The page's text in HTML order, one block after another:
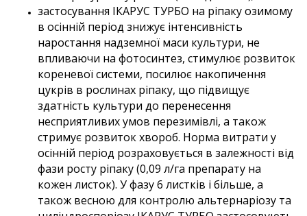
застосування ІКАРУС ТУРБО на ріпаку озимому
в осінній період знижує інтенсивність
наростання надземної маси культури, не
впливаючи на фотосинтез, стимулює розвиток
кореневої системи, посилює накопичення
цукрів в рослинах ріпаку, що підвищує
здатність культури до перенесення
несприятливих умов перезимівлі, а також
стримує розвиток хвороб. Норма витрати у
осінній період розраховується в залежності від
фази росту ріпаку (0,09 л/га препарату на
кожен листок). У фазу 6 листків і більше, а
також весною для контролю альтернаріозу та